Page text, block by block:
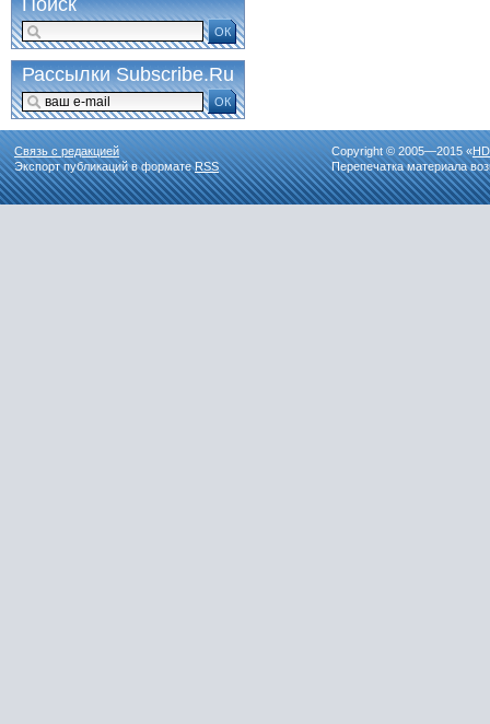
Поиск
ОК
Рассылки Subscribe.Ru
ОК
Связь с редакцией
Экспорт публикаций в форматеRSS
Copyright © 2005—2015 «
Перепечатка материала